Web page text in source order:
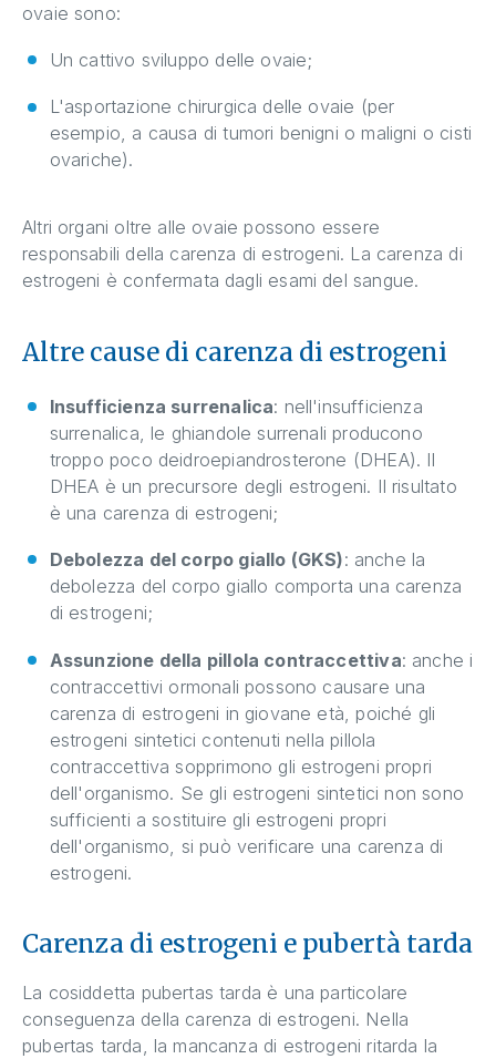
ovaie sono:
Un cattivo sviluppo delle ovaie;
L'asportazione chirurgica delle ovaie (per
esempio, a causa di tumori benigni o maligni o cisti
ovariche).
Altri organi oltre alle ovaie possono essere
responsabili della carenza di estrogeni. La carenza di
estrogeni è confermata dagli esami del sangue.
Altre cause di carenza di estrogeni
Insufficienza surrenalica: nell'insufficienza
surrenalica, le ghiandole surrenali producono
troppo poco deidroepiandrosterone (DHEA). Il
DHEA è un precursore degli estrogeni. Il risultato
è una carenza di estrogeni;
Debolezza del corpo giallo (GKS): anche la
debolezza del corpo giallo comporta una carenza
di estrogeni;
Assunzione della pillola contraccettiva: anche i
contraccettivi ormonali possono causare una
carenza di estrogeni in giovane età, poiché gli
estrogeni sintetici contenuti nella pillola
contraccettiva sopprimono gli estrogeni propri
dell'organismo. Se gli estrogeni sintetici non sono
sufficienti a sostituire gli estrogeni propri
dell'organismo, si può verificare una carenza di
estrogeni.
Carenza di estrogeni e pubertà tarda
La cosiddetta pubertas tarda è una particolare
conseguenza della carenza di estrogeni. Nella
pubertas tarda, la mancanza di estrogeni ritarda la